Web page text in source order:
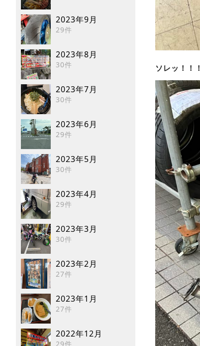
2023年9月
29件
2023年8月
30件
2023年7月
30件
2023年6月
29件
2023年5月
30件
2023年4月
29件
2023年3月
30件
2023年2月
27件
2023年1月
27件
2022年12月
29件
ソレッ！！！